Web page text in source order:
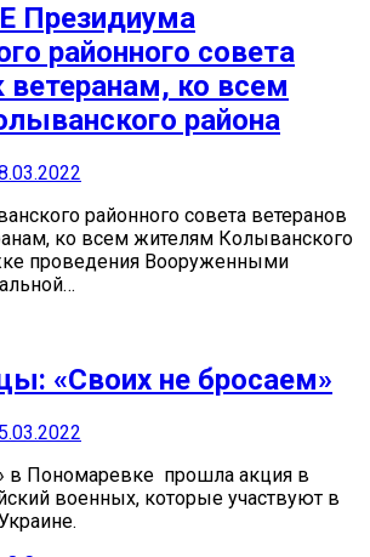
Президиума
районного совета
ветеранам, ко всем
района
районного совета ветеранов
ко всем жителям Колыванского
проведения Вооруженными
«Своих не бросаем»
в Пономаревке прошла акция в
военных, которые участвуют в